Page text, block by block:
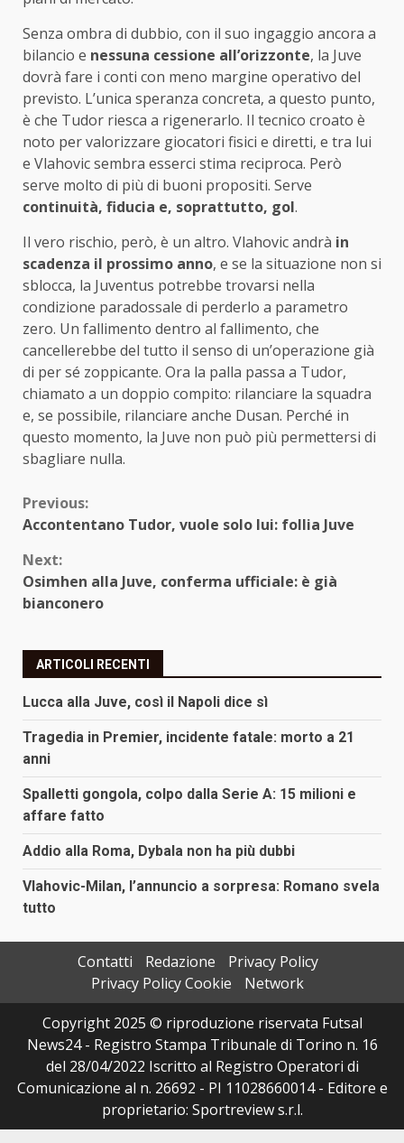
Senza ombra di dubbio, con il suo ingaggio ancora a
bilancio e nessuna cessione all’orizzonte, la Juve
dovrà fare i conti con meno margine operativo del
previsto. L’unica speranza concreta, a questo punto,
è che Tudor riesca a rigenerarlo. Il tecnico croato è
noto per valorizzare giocatori fisici e diretti, e tra lui
e Vlahovic sembra esserci stima reciproca. Però
serve molto di più di buoni propositi. Serve
continuità, fiducia e, soprattutto, gol.
Il vero rischio, però, è un altro. Vlahovic andrà in
scadenza il prossimo anno, e se la situazione non si
sblocca, la Juventus potrebbe trovarsi nella
condizione paradossale di perderlo a parametro
zero. Un fallimento dentro al fallimento, che
cancellerebbe del tutto il senso di un’operazione già
di per sé zoppicante. Ora la palla passa a Tudor,
chiamato a un doppio compito: rilanciare la squadra
e, se possibile, rilanciare anche Dusan. Perché in
questo momento, la Juve non può più permettersi di
sbagliare nulla.
Continue
Previous:
Accontentano Tudor, vuole solo lui: follia Juve
Next:
Osimhen alla Juve, conferma ufficiale: è già
bianconero
ARTICOLI RECENTI
Lucca alla Juve, così il Napoli dice sì
Tragedia in Premier, incidente fatale: morto a 21
anni
Spalletti gongola, colpo dalla Serie A: 15 milioni e
affare fatto
Addio alla Roma, Dybala non ha più dubbi
Vlahovic-Milan, l’annuncio a sorpresa: Romano svela
tutto
Contatti Redazione
Privacy Policy
Privacy Policy Cookie
Network
Copyright 2025 © riproduzione riservata Futsal
News24 - Registro Stampa Tribunale di Torino n. 16
del 28/04/2022 Iscritto al Registro Operatori di
Comunicazione al n. 26692 - PI 11028660014 - Editore e
proprietario: Sportreview s.r.l.